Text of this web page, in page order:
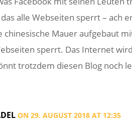
alle Webseiten sperrt – ach
chinesische Mauer aufgebaut
sperrt. Das Internet
trotzdem diesen Blog noch
ON 29. AUGUST 2018 AT 12:35